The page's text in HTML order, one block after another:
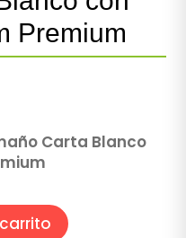
Premium
Carta Blanco